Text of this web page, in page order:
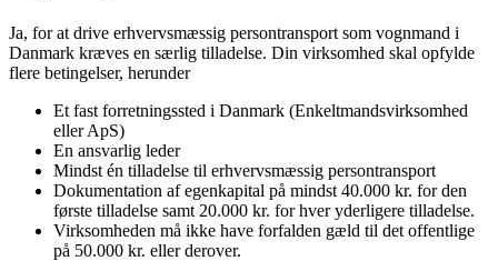
Ja, for at drive erhvervsmæssig persontransport som vognmand i
Danmark kræves en særlig tilladelse. Din virksomhed skal opfylde
flere betingelser, herunder
Et fast forretningssted i Danmark (Enkeltmandsvirksomhed
eller ApS)
En ansvarlig leder
Mindst én tilladelse til erhvervsmæssig persontransport
Dokumentation af egenkapital på mindst 40.000 kr. for den
første tilladelse samt 20.000 kr. for hver yderligere tilladelse.
Virksomheden må ikke have forfalden gæld til det offentlige
på 50.000 kr. eller derover.